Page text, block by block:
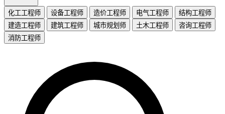
化工工程师 设备工程师 造价工程师 电气工程师
结构工程师
建造工程师
建筑工程师 城市规划师 土木工程师
咨询工程师
消防工程师